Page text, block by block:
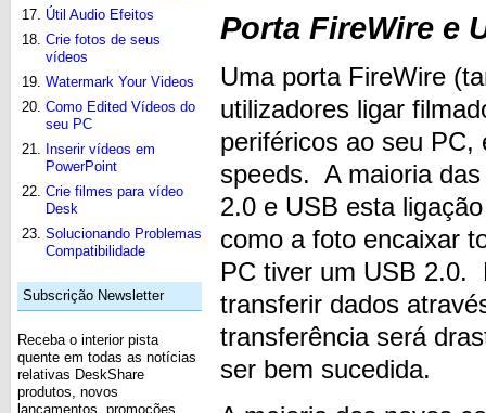
Útil Audio Efeitos
Crie fotos de seus
vídeos
Watermark Your Videos
Como Edited Vídeos do
seu PC
Inserir vídeos em
PowerPoint
Crie filmes para vídeo
Desk
Solucionando Problemas
Compatibilidade
Subscrição Newsletter
Receba o interior pista
quente em todas as notícias
relativas DeskShare
produtos, novos
lançamentos, promoções
Porta FireWire e
Uma porta FireWire
utilizadores ligar
periféricos ao seu
speeds. A maioria
2.0 e USB esta
como a foto encaixar
PC tiver um USB 2.0.
transferir dados
transferência será
ser bem sucedida.